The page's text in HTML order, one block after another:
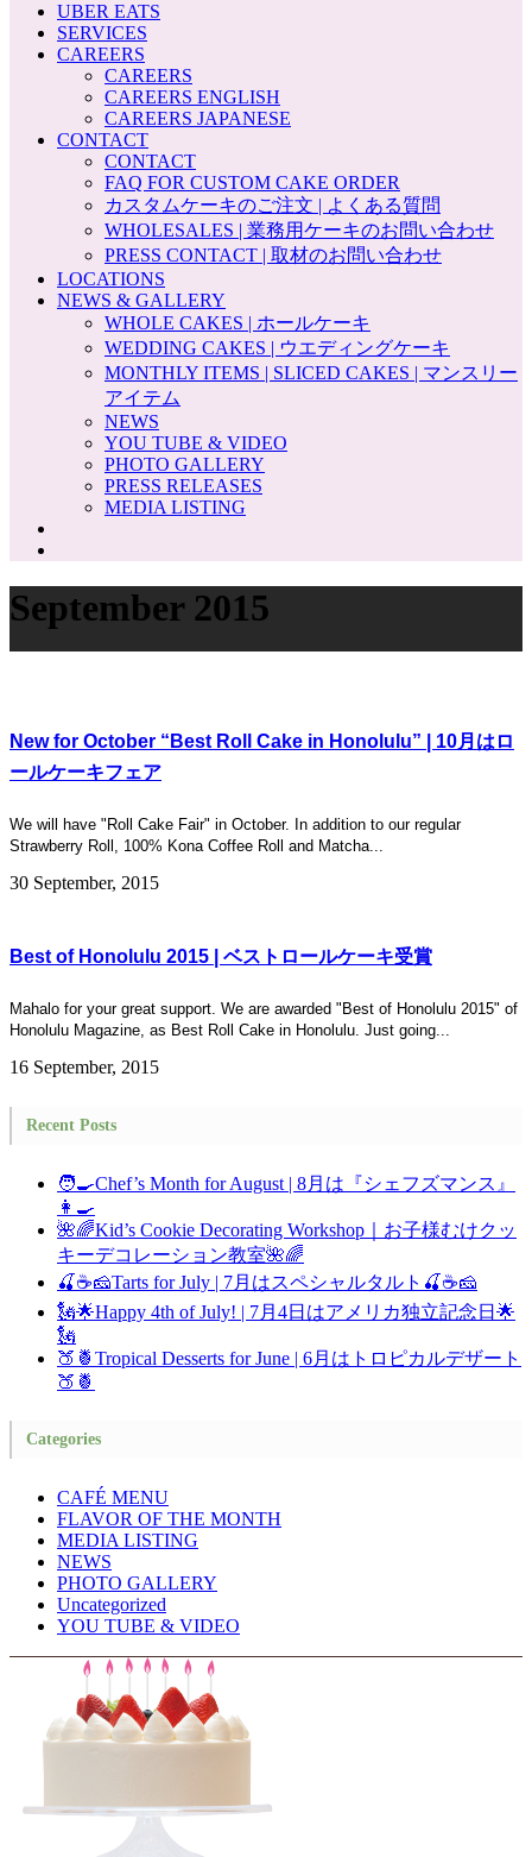
UBER EATS
SERVICES
CAREERS
CAREERS
CAREERS ENGLISH
CAREERS JAPANESE
CONTACT
CONTACT
FAQ FOR CUSTOM CAKE ORDER
カスタムケーキのご注文 | よくある質問
WHOLESALES | 業務用ケーキのお問い合わせ
PRESS CONTACT | 取材のお問い合わせ
LOCATIONS
NEWS & GALLERY
WHOLE CAKES | ホールケーキ
WEDDING CAKES | ウエディングケーキ
MONTHLY ITEMS | SLICED CAKES | マンスリー
アイテム
NEWS
YOU TUBE & VIDEO
PHOTO GALLERY
PRESS RELEASES
MEDIA LISTING
September 2015
New for October “Best Roll Cake in Honolulu” | 10月はロ
ールケーキフェア
We will have "Roll Cake Fair" in October. In addition to our regular
Strawberry Roll, 100% Kona Coffee Roll and Matcha...
30 September, 2015
Best of Honolulu 2015 | ベストロールケーキ受賞
Mahalo for your great support. We are awarded "Best of Honolulu 2015" of
Honolulu Magazine, as Best Roll Cake in Honolulu. Just going...
16 September, 2015
Recent Posts
🧑‍🍳Chef’s Month for August | 8月は『シェフズマンス』
👩‍🍳
🌺🌈Kid’s Cookie Decorating Workshop｜お子様むけクッ
キーデコレーション教室🌺🌈
🍒☕🧀Tarts for July | 7月はスペシャルタルト🍒☕🧀
🗽🌟Happy 4th of July! | 7月4日はアメリカ独立記念日🌟
🗽
🍑🍍Tropical Desserts for June | 6月はトロピカルデザート
🍑🍍
Categories
CAFÉ MENU
FLAVOR OF THE MONTH
MEDIA LISTING
NEWS
PHOTO GALLERY
Uncategorized
YOU TUBE & VIDEO